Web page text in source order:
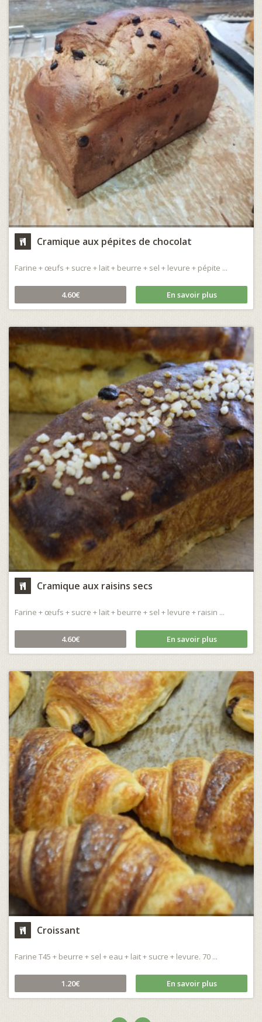
Cramique aux pépites de chocolat
Farine + œufs + sucre + lait + beurre + sel + levure + pépite ...
4.60€ En savoir plus
Cramique aux raisins secs
Farine + œufs + sucre + lait + beurre + sel + levure + raisin ...
4.60€ En savoir plus
Croissant
Farine T45 + beurre + sel + eau + lait + sucre + levure. 70 ...
1.20€ En savoir plus